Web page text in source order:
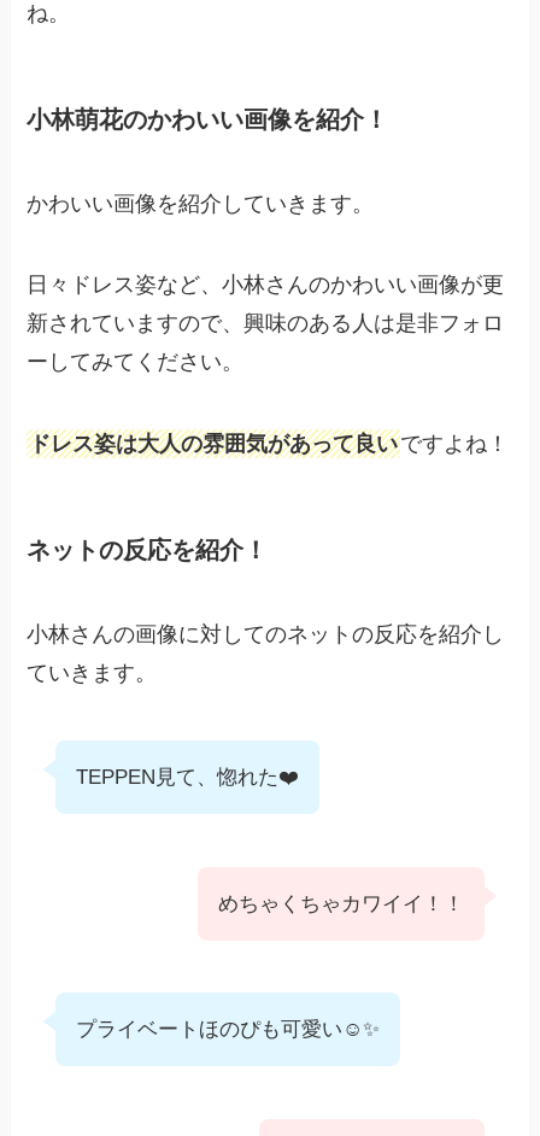
ね。
小林萌花のかわいい画像を紹介！
かわいい画像を紹介していきます。
日々ドレス姿など、小林さんのかわいい画像が更
新されていますので、興味のある人は是非フォロ
ーしてみてください。
ドレス姿は大人の雰囲気があって良いですよね！
ネットの反応を紹介！
小林さんの画像に対してのネットの反応を紹介し
ていきます。
TEPPEN見て、惚れた❤️
めちゃくちゃカワイイ！！
プライベートほのぴも可愛い☺️✨